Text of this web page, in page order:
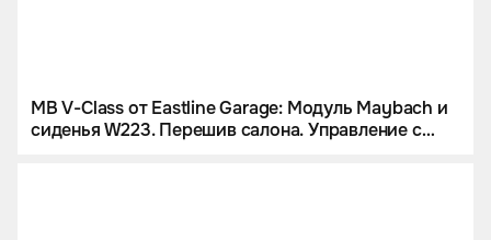
MB V-Class от Eastline Garage: Модуль Maybach и
сиденья W223. Перешив салона. Управление с